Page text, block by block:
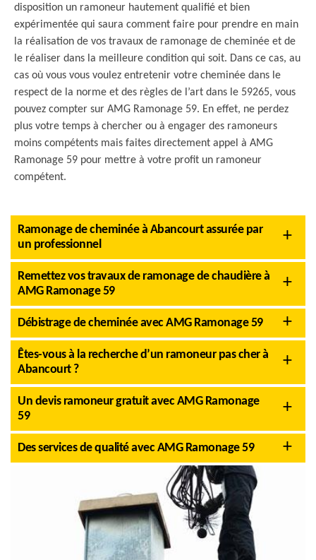
disposition un ramoneur hautement qualifié et bien
expérimentée qui saura comment faire pour prendre en main
la réalisation de vos travaux de ramonage de cheminée et de
le réaliser dans la meilleure condition qui soit. Dans ce cas, au
cas où vous vous voulez entretenir votre cheminée dans le
respect de la norme et des règles de l’art dans le 59265, vous
pouvez compter sur AMG Ramonage 59. En effet, ne perdez
plus votre temps à chercher ou à engager des ramoneurs
moins compétents mais faites directement appel à AMG
Ramonage 59 pour mettre à votre profit un ramoneur
compétent.
Ramonage de cheminée à Abancourt assurée par
un professionnel
Remettez vos travaux de ramonage de chaudière à
AMG Ramonage 59
Débistrage de cheminée avec AMG Ramonage 59
Êtes-vous à la recherche d’un ramoneur pas cher à
Abancourt ?
Un devis ramoneur gratuit avec AMG Ramonage
59
Des services de qualité avec AMG Ramonage 59